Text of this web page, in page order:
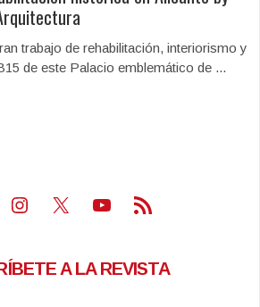
trabajo de rehabilitación, interiorismo y
de este Palacio emblemático de ...
Instagram
X Youtube
Feed RSS
A LA REVISTA